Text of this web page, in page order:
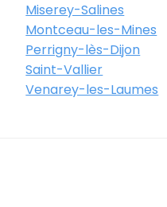
Miserey-Salines
Montceau-les-Mines
Perrigny-lès-Dijon
Saint-Vallier
Venarey-les-Laumes